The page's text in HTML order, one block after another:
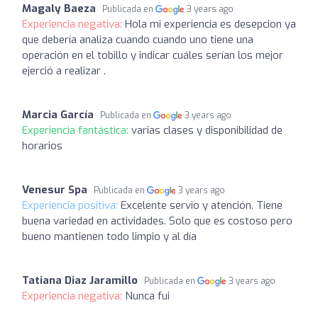
Magaly Baeza Publicada en 3 years ago
Experiencia negativa: Hola mi experiencia es desepcion ya
que debería analiza cuando cuando uno tiene una
operación en el tobillo y indicar cuáles serían los mejor
ejerció a realizar .
Marcia García Publicada en 3 years ago
Experiencia fantástica: varias clases y disponibilidad de
horarios
Venesur Spa Publicada en 3 years ago
Experiencia positiva: Excelente servio y atención. Tiene
buena variedad en actividades. Solo que es costoso pero
bueno mantienen todo limpio y al día
Tatiana Diaz Jaramillo Publicada en 3 years ago
Experiencia negativa: Nunca fui